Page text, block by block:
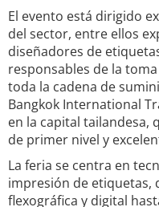
El evento está dirigido
del sector, entre ellos
diseñadores de
responsables de la
toda la cadena de
Bangkok International
en la capital tailandesa,
de primer nivel y
La feria se centra en
impresión de etiquetas,
flexográfica y digital